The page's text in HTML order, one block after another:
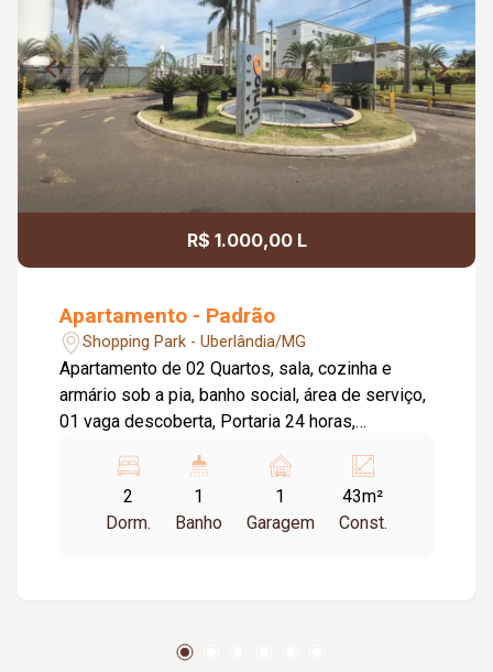
R$ 1.000,00 L
Apartamento - Padrão
Shopping Park - Uberlândia/MG
Apartamento de 02 Quartos, sala, cozinha e
armário sob a pia, banho social, área de serviço,
01 vaga descoberta, Portaria 24 horas,
com churrasqueira.
2
Dorm.
1
Banho
1
Garagem
43m²
Const.